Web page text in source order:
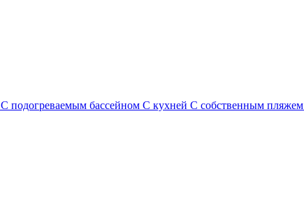
С подогреваемым бассейном С кухней С собственным пляжем